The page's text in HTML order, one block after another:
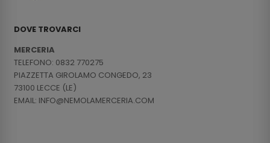
DOVE TROVARCI
MERCERIA
TELEFONO: 0832 770275
PIAZZETTA GIROLAMO CONGEDO, 23
73100 LECCE (LE)
EMAIL: INFO@NEMOLAMERCERIA.COM